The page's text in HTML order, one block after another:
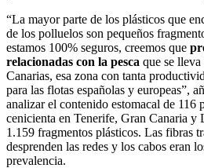
“La mayor parte de los plásticos que
de los polluelos son pequeños
estamos 100% seguros, creemos que
relacionadas con la pesca que se
Canarias, esa zona con tanta
para las flotas españolas y europeas”,
analizar el contenido estomacal de 116
cenicienta en Tenerife, Gran Canaria y
1.159 fragmentos plásticos. Las fibras
desprenden las redes y los cabos eran
prevalencia.